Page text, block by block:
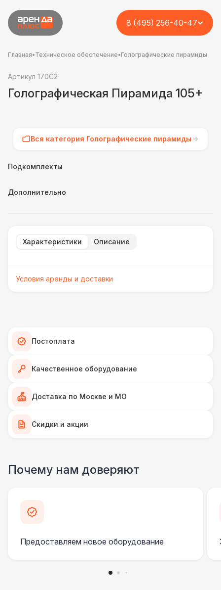
8 (495) 256-40-47
Главная•Техническое обеспечение•Голографические пирамиды
Артикул 170C2
Голографическая Пирамида 105+
Вся категория Голографические пирамиды
Подкомплекты
Дополнительно
Характеристики Описание
Условия аренды и доставки
Постоплата
Качественное оборудование
Доставка по Москве и МО
Скидки и акции
Почему нам доверяют
Предоставляем новое оборудование